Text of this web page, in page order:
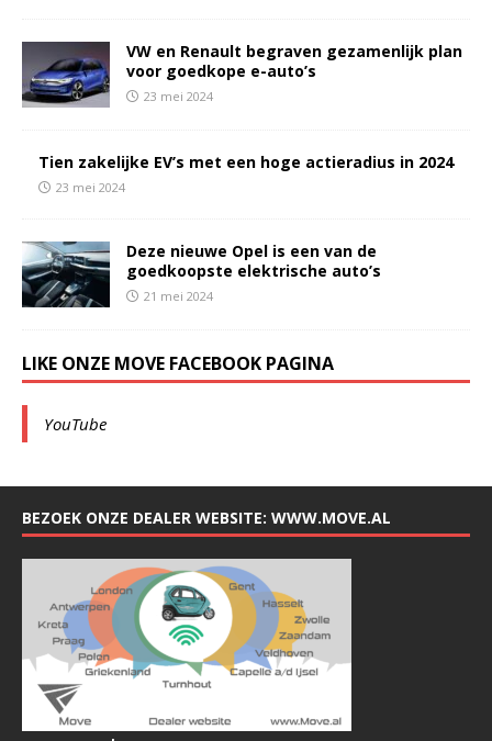
VW en Renault begraven gezamenlijk plan
voor goedkope e-auto’s
23 mei 2024
Tien zakelijke EV’s met een hoge actieradius in 2024
23 mei 2024
Deze nieuwe Opel is een van de
goedkoopste elektrische auto’s
21 mei 2024
LIKE ONZE MOVE FACEBOOK PAGINA
YouTube
BEZOEK ONZE DEALER WEBSITE: WWW.MOVE.AL